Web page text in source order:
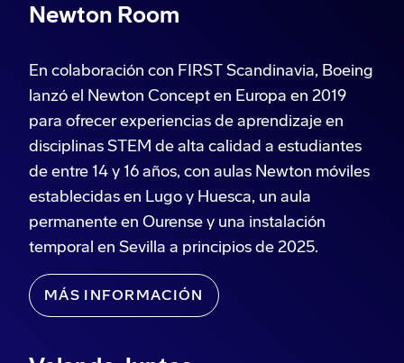
Newton Room
En colaboración con FIRST Scandinavia, Boeing
lanzó el Newton Concept en Europa en 2019
para ofrecer experiencias de aprendizaje en
disciplinas STEM de alta calidad a estudiantes
de entre 14 y 16 años, con aulas Newton móviles
establecidas en Lugo y Huesca, un aula
permanente en Ourense y una instalación
temporal en Sevilla a principios de 2025.
MÁS INFORMACIÓN